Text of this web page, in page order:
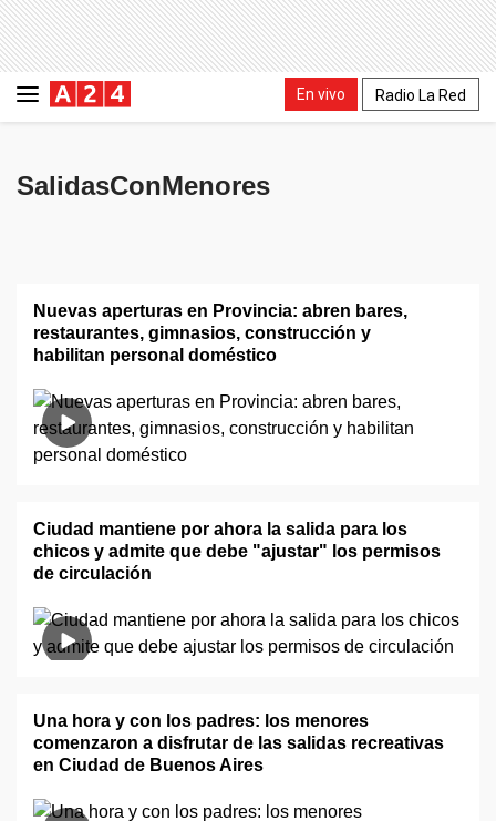
En vivo Radio La Red
SalidasConMenores
Nuevas aperturas en Provincia: abren bares,
restaurantes, gimnasios, construcción y
habilitan personal doméstico
Ciudad mantiene por ahora la salida para los
chicos y admite que debe "ajustar" los permisos
de circulación
Una hora y con los padres: los menores
comenzaron a disfrutar de las salidas recreativas
en Ciudad de Buenos Aires